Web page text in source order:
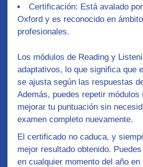
Certificación: Está avalado
Oxford y es reconocido en
profesionales.
Los módulos de Reading y
adaptativos, lo que significa que
se ajusta según las respuestas
Además, puedes repetir módulos
mejorar tu puntuación sin
examen completo nuevamente.
El certificado no caduca, y
mejor resultado obtenido.
en cualquier momento del año en